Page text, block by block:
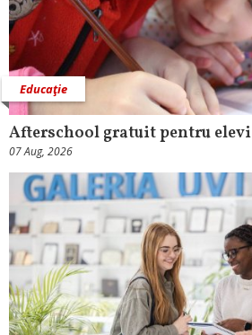
Educaţie
Afterschool gratuit pentru elevi
07 Aug, 2026